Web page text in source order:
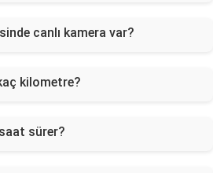
canlı kamera var?
kilometre?
sürer?